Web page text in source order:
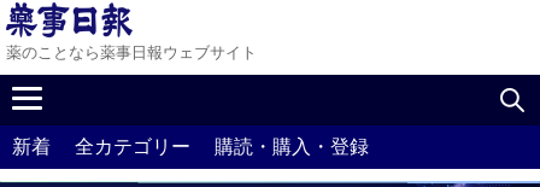
薬のことなら薬事日報ウェブサイト
新着 全カテゴリー 購読・購入・登録